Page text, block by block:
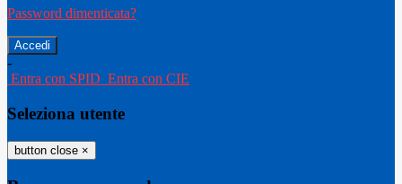
Password dimenticata?
-
Entra con SPID Entra con CIE
Seleziona utente
button close ×